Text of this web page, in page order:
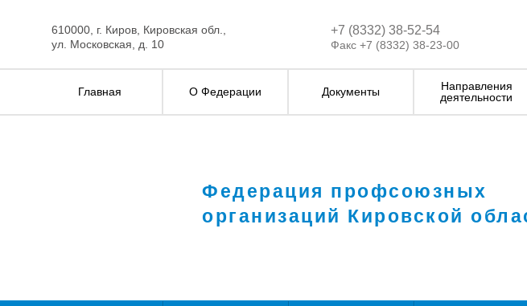
610000, г. Киров, Кировская обл.,
ул. Московская, д. 10
+7 (8332) 38-52-54
Факс +7 (8332) 38-23-00
Главная О Федерации Документы
Направления
деятельности
Федерация профсоюзных
организаций Кировской